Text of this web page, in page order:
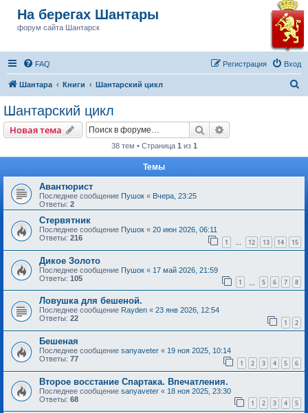
На берегах Шантары
форум сайта Шантарск
FAQ Вход
Регистрация
Шантара Книги Шантарский цикл
Шантарский цикл
Новая тема Поиск
38 тем • Страница 1 из 1
Темы
Авантюрист
Последнее сообщение Пушок « Вчера, 23:25
Ответы: 2
Стервятник
Последнее сообщение Пушок « 20 июн 2026, 06:11
Ответы: 216 1 … 12 13 14 15
Дикое Золото
Последнее сообщение Пушок « 17 май 2026, 21:59
Ответы: 105 1 5 6 7 8
Ловушка для бешеной.
Последнее сообщение Rayden « 23 янв 2026, 12:54
Ответы: 22 1 2
Бешеная
Последнее сообщение sanyaveter « 19 ноя 2025, 10:14
Ответы: 77 1 2 3 4 5 6
Второе восстание Спартака. Впечатления.
Последнее сообщение sanyaveter « 18 ноя 2025, 23:30
Ответы: 68 1 2 3 4 5